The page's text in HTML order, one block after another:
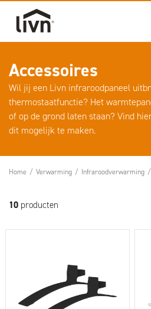
Accessoires
Wil jij een Livn infraroodpaneel
thermostaatfunctie? Het
of op de grond laten staan? Vind
dit mogelijk te maken.
Home / Verwarming / Infraroodverwarming /
10 producten